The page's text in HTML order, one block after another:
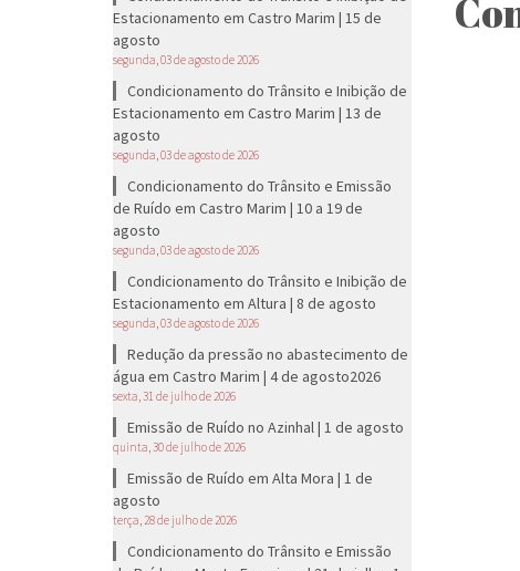
Estacionamento em Castro Marim | 15 de
agosto
segunda, 03 de agosto de 2026
Condicionamento do Trânsito e Inibição de
Estacionamento em Castro Marim | 13 de
agosto
segunda, 03 de agosto de 2026
Condicionamento do Trânsito e Emissão
de Ruído em Castro Marim | 10 a 19 de
agosto
segunda, 03 de agosto de 2026
Condicionamento do Trânsito e Inibição de
Estacionamento em Altura | 8 de agosto
segunda, 03 de agosto de 2026
Redução da pressão no abastecimento de
água em Castro Marim | 4 de agosto2026
sexta, 31 de julho de 2026
Emissão de Ruído no Azinhal | 1 de agosto
quinta, 30 de julho de 2026
Emissão de Ruído em Alta Mora | 1 de
agosto
terça, 28 de julho de 2026
Condicionamento do Trânsito e Emissão